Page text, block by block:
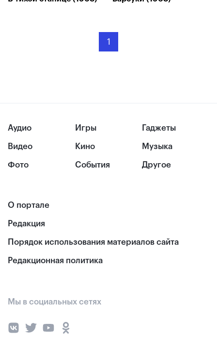
1
Аудио
Видео
Фото
Игры
Кино
События
Гаджеты
Музыка
Другое
О портале
Редакция
Порядок использования материалов сайта
Редакционная политика
Мы в социальных сетях